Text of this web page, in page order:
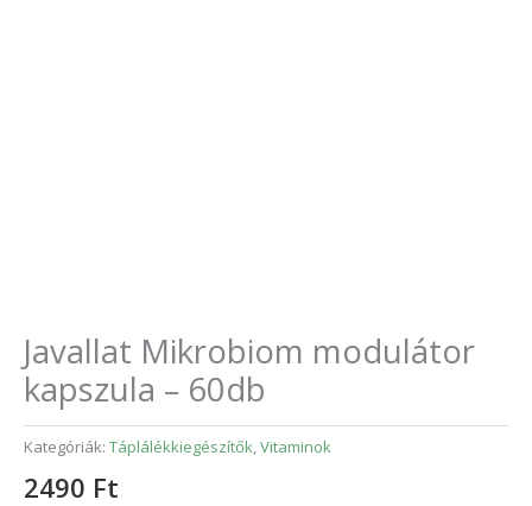
Javallat Mikrobiom modulátor
kapszula – 60db
Kategóriák: Táplálékkiegészítők,Vitaminok
2490 Ft